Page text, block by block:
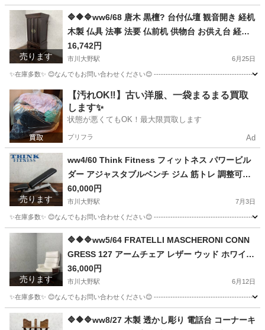
千葉 市川市 市川大野駅 フィットネス、トレーニング 東京
江東区 フィットネス、トレーニング イヴァンコ
売ります
🔷🔶🔷ww6/68 唐木 黒檀? 台付仏壇 観音開き 経机
木製 仏具 法事 法要 仏前机 供物台 お供え台 経台
経卓 セパレート 中古品 ★直接引取推奨◇🔷🔶🔷
16,742円
市川大野駅 6月25日
✨在庫多数✨ 😊なんでもお問い合わせください😊
千葉 市川市 市川大野駅 その他
【汚れOK‼️】古い洋服、一袋まるまる買取
します✨
状態が悪くてもOK！最大限買取します
プリフラ Ad
売ります
ww4/60 Think Fitness フィットネス パワービル
ダー アジャスタブルベンチ ジム 筋トレ 調整可能
ホームジム ★直接引取歓迎
60,000円
市川大野駅 7月3日
✨在庫多数✨ 😊なんでもお問い合わせください😊
千葉 市川市 市川大野駅
売ります
🔷🔶🔷ww5/64 FRATELLI MASCHERONI CONN
GRESS 127 アームチェア レザー ウッド ホワイト
特注 希少 ヴィンテージ 家具 イタリア★直接引取
歓迎◎🔷🔶🔷
36,000円
市川大野駅 6月12日
✨在庫多数✨ 😊なんでもお問い合わせください😊
千葉 市川市 市川大野駅 ソファ アームチェア
🔷🔶🔷ww8/27 木製 透かし彫り 電話台 コーナーキ